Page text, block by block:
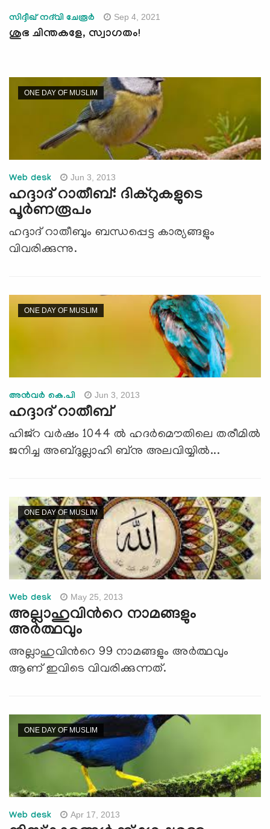
സിദ്ദീഖ് നദ്‌വി ചേരൂര്‍ Sep 4, 2021
ശുഭ ചിന്തകളേ, സ്വാഗതം!
ONE DAY OF MUSLIM
Web desk Jun 3, 2013
ഹദ്ദാദ് റാതീബ്: ദിക്റുകളുടെ
പൂര്‍ണരൂപം
ഹദ്ദാദ് റാതീബും ബന്ധപ്പെട്ട കാര്യങ്ങളും
വിവരിക്കുന്നു.
ONE DAY OF MUSLIM
അന്‍വര്‍ കെ.പി Jun 3, 2013
ഹദ്ദാദ് റാതീബ്
ഹിജ്റ വര്‍‌ഷം 1044 ല്‍ ഹദര്‍മൌതിലെ തരീമില്‍
ജനിച്ച അബ്ദുല്ലാഹി ബ്നു അലവിയ്യില്‍...
ONE DAY OF MUSLIM
Web desk May 25, 2013
അല്ലാഹുവിന്‍റെ നാമങ്ങളും
അര്‍ത്ഥവും
അല്ലാഹുവിന്‍റെ 99 നാമങ്ങളും അര്‍ത്ഥവും
ആണ് ഇവിടെ വിവരിക്കുന്നത്.
ONE DAY OF MUSLIM
Web desk Apr 17, 2013